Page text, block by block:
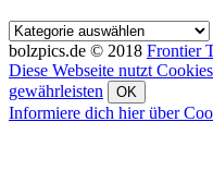
Kategorien
bolzpics.de © 2018 Frontier
Diese Webseite nutzt
gewährleisten
OK
Informiere dich hier über